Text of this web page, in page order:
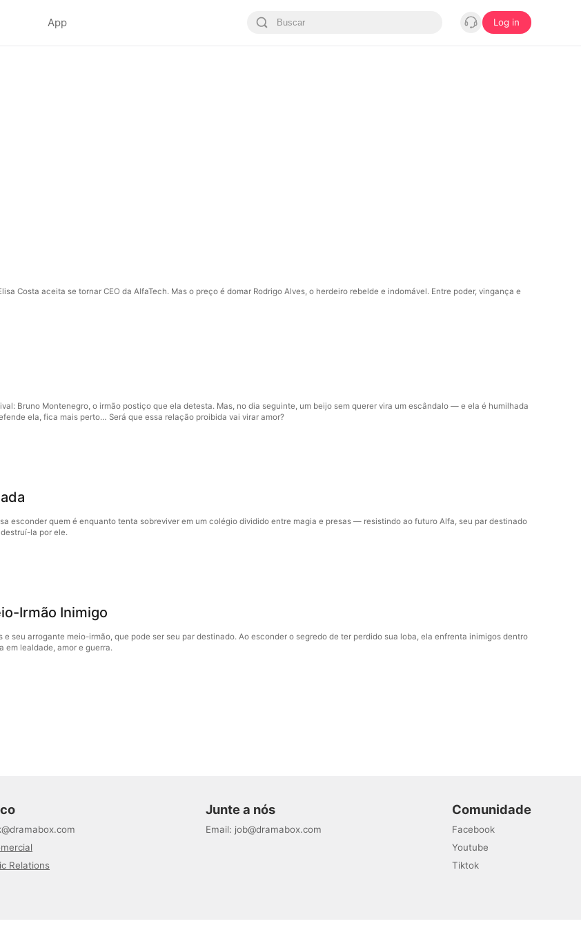
App Log in
Costa aceita se tornar CEO da AlfaTech. Mas o preço é domar Rodrigo Alves, o herdeiro rebelde e indomável. Entre poder, vingança e
Bruno Montenegro, o irmão postiço que ela detesta. Mas, no dia seguinte, um beijo sem querer vira um escândalo — e ela é humilhada
ela, fica mais perto… Será que essa relação proibida vai virar amor?
esconder quem é enquanto tenta sobreviver em um colégio dividido entre magia e presas — resistindo ao futuro Alfa, seu par destinado
la por ele.
Irmão Inimigo
e seu arrogante meio-irmão, que pode ser seu par destinado. Ao esconder o segredo de ter perdido sua loba, ela enfrenta inimigos dentro
em lealdade, amor e guerra.
Relations
Junte a nós
Email: job@dramabox.com
Comunidade
Facebook
Youtube
Tiktok